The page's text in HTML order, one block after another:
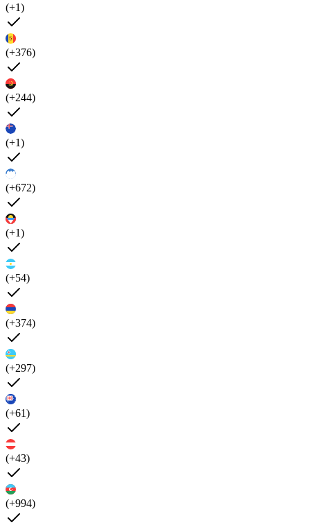
(+1)
(+376)
(+244)
(+1)
(+672)
(+1)
(+54)
(+374)
(+297)
(+61)
(+43)
(+994)